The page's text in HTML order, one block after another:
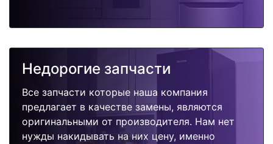
Недорогие запчасти
Все запчасти которые наша компания
предлагает в качестве замены, являются
оригинальными от производителя. Нам нет
нужды накидывать на них цену, именно